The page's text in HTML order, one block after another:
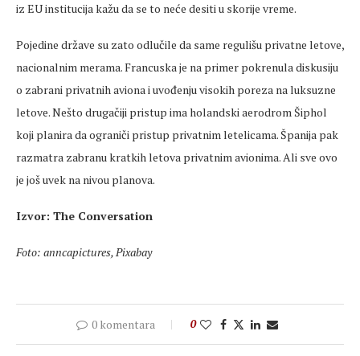
iz EU institucija kažu da se to neće desiti u skorije vreme.
Pojedine države su zato odlučile da same regulišu privatne letove,
nacionalnim merama. Francuska je na primer pokrenula diskusiju
o zabrani privatnih aviona i uvođenju visokih poreza na luksuzne
letove. Nešto drugačiji pristup ima holandski aerodrom Šiphol
koji planira da ograniči pristup privatnim letelicama. Španija pak
razmatra zabranu kratkih letova privatnim avionima. Ali sve ovo
je još uvek na nivou planova.
Izvor: The Conversation
Foto: anncapictures, Pixabay
0 komentara 0